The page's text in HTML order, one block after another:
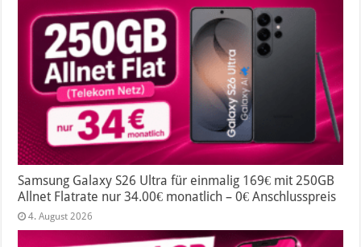
Samsung Galaxy S26 Ultra für einmalig 169€ mit 250GB
Allnet Flatrate nur 34.00€ monatlich – 0€ Anschlusspreis
4. August 2026